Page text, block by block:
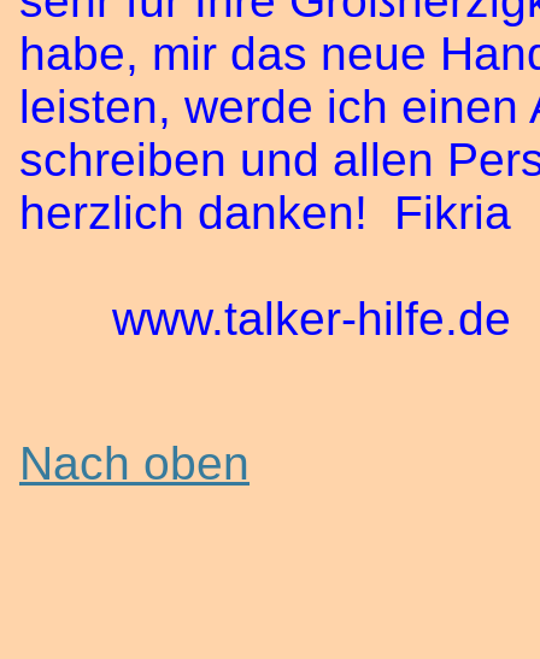
habe, mir das neue
leisten, werde ich einen
schreiben und allen
herzlich
www.talker-hilfe.de
Nach oben